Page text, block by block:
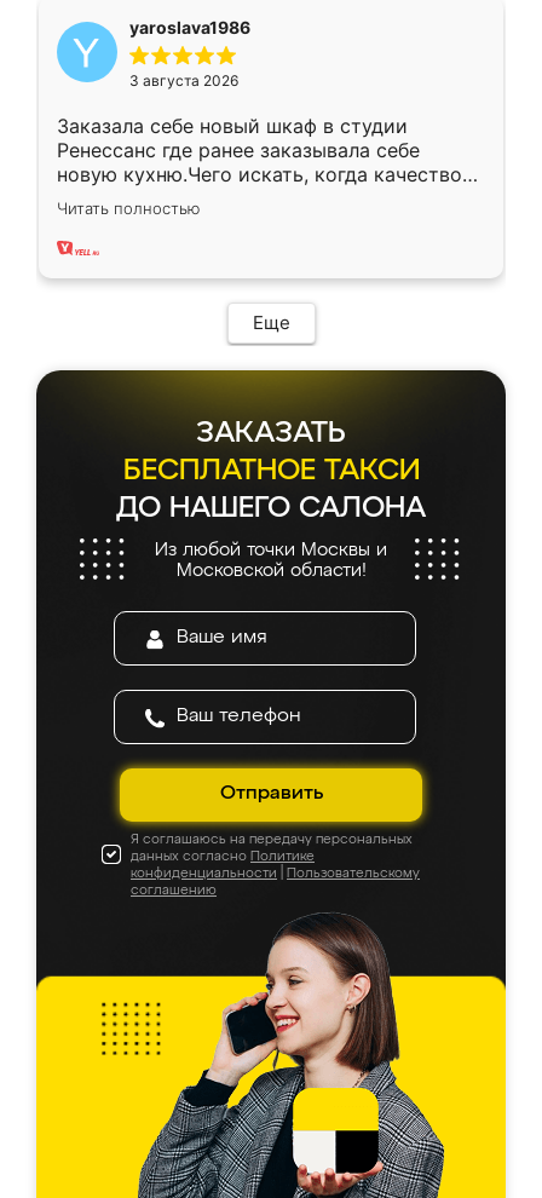
yaroslava1986
3 августа 2026
Заказала себе новый шкаф в студии
Ренессанс где ранее заказывала себе
новую кухню.Чего искать, когда качеством
вполне довольна. Служит кухня уже почти
два года, нареканий нет.
Читать полностью
Еще
ЗАКАЗАТЬ
БЕСПЛАТНОЕ ТАКСИ
ДО НАШЕГО САЛОНА
Из любой точки Москвы и
Московской области!
Отправить
Я соглашаюсь на передачу персональных
данных согласно Политике
конфиденциальности
Пользовательскому
соглашению